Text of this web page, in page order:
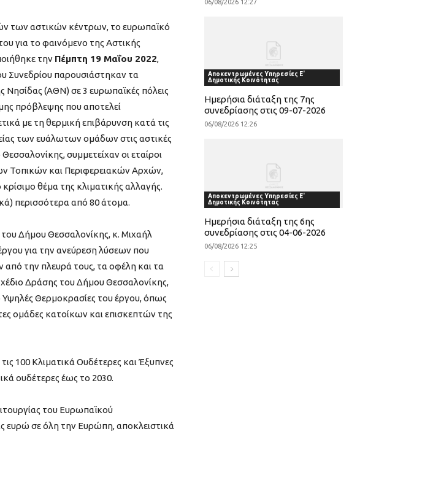
των αστικών κέντρων, το ευρωπαϊκό
για το φαινόμενο της Αστικής
την Πέμπτη 19 Μαΐου 2022,
Συνεδρίου παρουσιάστηκαν τα
Νησίδας (ΑΘΝ) σε 3 ευρωπαϊκές πόλεις
πρόβλεψης που αποτελεί
με τη θερμική επιβάρυνση κατά τις
των ευάλωτων ομάδων στις αστικές
συμμετείχαν οι εταίροι
Τοπικών και Περιφερειακών Αρχών,
θέμα της κλιματικής αλλαγής.
περισσότερα από 80 άτομα.
Δήμου Θεσσαλονίκης, κ. Μιχαήλ
για την ανεύρεση λύσεων που
την πλευρά τους, τα οφέλη και τα
Δράσης του Δήμου Θεσσαλονίκης,
Θερμοκρασίες του έργου, όπως
ομάδες κατοίκων και επισκεπτών της
100 Κλιματικά Ουδέτερες και Έξυπνες
ουδέτερες έως το 2030.
του Ευρωπαϊκού
ευρώ σε όλη την Ευρώπη, αποκλειστικά
06/08/2026 12:27
Αποκεντρωμένες Υπηρεσίες Ε'
Δημοτικής Κοινότητας
Ημερήσια διάταξη της 7ης
συνεδρίασης στις 09-07-2026
06/08/2026 12:26
Αποκεντρωμένες Υπηρεσίες Ε'
Δημοτικής Κοινότητας
Ημερήσια διάταξη της 6ης
συνεδρίασης στις 04-06-2026
06/08/2026 12:25